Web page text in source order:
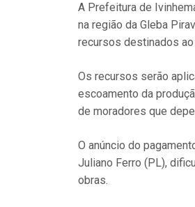
A Prefeitura de
na região da Gleba
recursos destinados
Os recursos serão
escoamento da
de moradores que
O anúncio do
Juliano Ferro (PL),
obras.